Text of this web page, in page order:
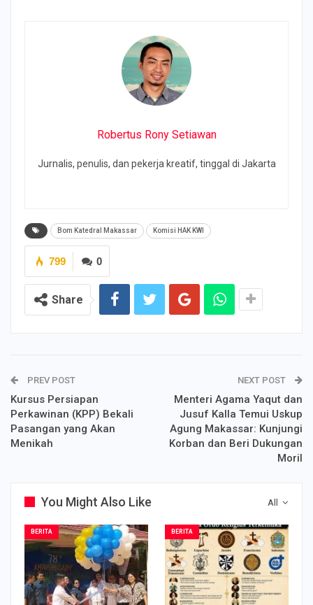
Robertus Rony Setiawan
Jurnalis, penulis, dan pekerja kreatif, tinggal di Jakarta
Bom Katedral Makassar Komisi HAK KWI
0
799
Share
PREV POST
Kursus Persiapan
Perkawinan (KPP) Bekali
Pasangan yang Akan
Menikah
NEXT POST
Menteri Agama Yaqut dan
Jusuf Kalla Temui Uskup
Agung Makassar: Kunjungi
Korban dan Beri Dukungan
Moril
All
You Might Also Like
BERITA BERITA